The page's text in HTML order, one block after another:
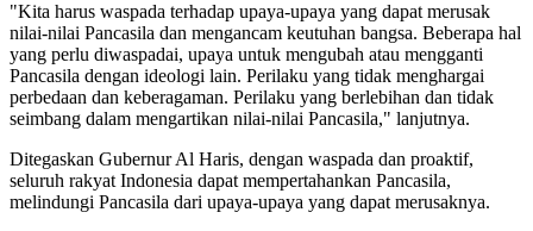
"Kita harus waspada terhadap upaya-upaya yang dapat merusak
nilai-nilai Pancasila dan mengancam keutuhan bangsa. Beberapa hal
yang perlu diwaspadai, upaya untuk mengubah atau mengganti
Pancasila dengan ideologi lain. Perilaku yang tidak menghargai
perbedaan dan keberagaman. Perilaku yang berlebihan dan tidak
seimbang dalam mengartikan nilai-nilai Pancasila," lanjutnya.
Ditegaskan Gubernur Al Haris, dengan waspada dan proaktif,
seluruh rakyat Indonesia dapat mempertahankan Pancasila,
melindungi Pancasila dari upaya-upaya yang dapat merusaknya.